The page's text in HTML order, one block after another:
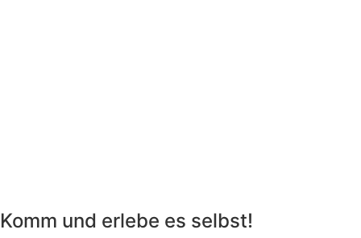
Komm und erlebe es selbst!